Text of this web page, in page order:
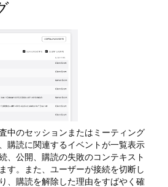
中のセッションまたはミーティング
購読に関連するイベントが一覧表示
、公開、購読の失敗のコンテキスト
す。また、ユーザーが接続を切断し
、購読を解除した理由をすばやく確